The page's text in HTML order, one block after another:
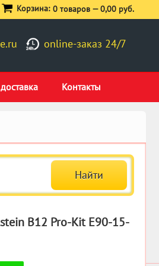
online-заказ 24/7
Контакты
Корзина: 0 товаров —0,00 руб.
B12 Pro-Kit E90-15-